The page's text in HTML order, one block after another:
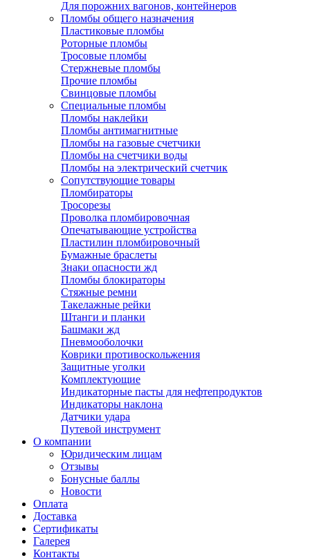
Для порожних вагонов, контейнеров
Пломбы общего назначения
Пластиковые пломбы
Роторные пломбы
Тросовые пломбы
Стержневые пломбы
Прочие пломбы
Свинцовые пломбы
Специальные пломбы
Пломбы наклейки
Пломбы антимагнитные
Пломбы на газовые счетчики
Пломбы на счетчики воды
Пломбы на электрический счетчик
Сопутствующие товары
Пломбираторы
Тросорезы
Проволка пломбировочная
Опечатывающие устройства
Пластилин пломбировочный
Бумажные браслеты
Знаки опасности жд
Пломбы блокираторы
Стяжные ремни
Такелажные рейки
Штанги и планки
Башмаки жд
Пневмооболочки
Коврики противоскольжения
Защитные уголки
Комплектующие
Индикаторные пасты для нефтепродуктов
Индикаторы наклона
Датчики удара
Путевой инструмент
О компании
Юридическим лицам
Отзывы
Бонусные баллы
Новости
Оплата
Доставка
Сертификаты
Галерея
Контакты